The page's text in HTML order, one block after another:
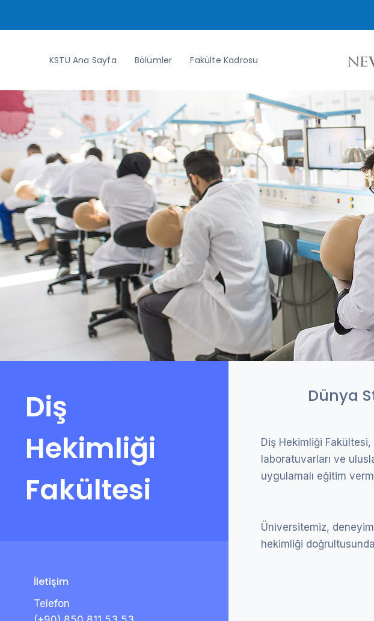
KSTU Ana Sayfa Bölümler Fakülte Kadrosu
Diş
Hekimliği
Fakültesi
İletişim
Telefon
Dünya
Diş Hekimliği
laboratuvarları ve
uygulamalı eğitim
Üniversitemiz,
hekimliği